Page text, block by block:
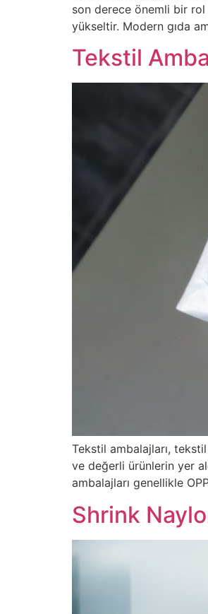
son derece önemli bir rol
yükseltir. Modern gıda
Tekstil
Tekstil ambalajları,
ve değerli ürünlerin yer
ambalajları genellikle
Shrink